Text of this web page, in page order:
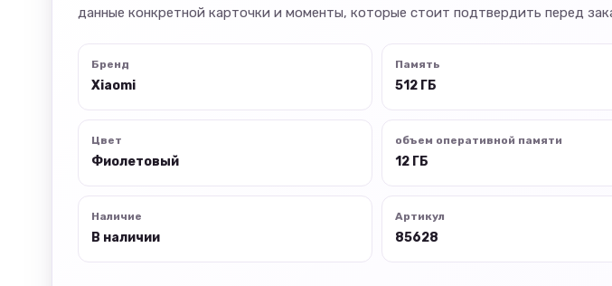
данные конкретной карточки и моменты, которые стоит подтвердить перед
Бренд
Xiaomi
Память
512 ГБ
Цвет
Фиолетовый
объем оперативной памяти
12 ГБ
Наличие
В наличии
Артикул
85628